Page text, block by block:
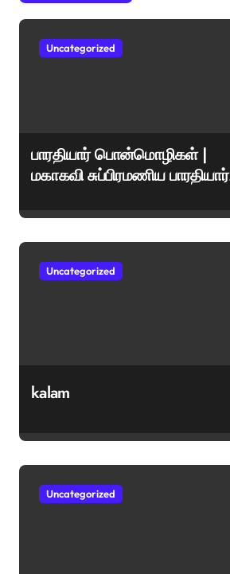
Uncategorized
பாரதியார் பொன்மொழிகள் |
மகாகவி சுப்பிரமணிய பாரதியார்
ஊக்கமளிக்கும் வாசகங்கள்
Uncategorized
kalam
Uncategorized